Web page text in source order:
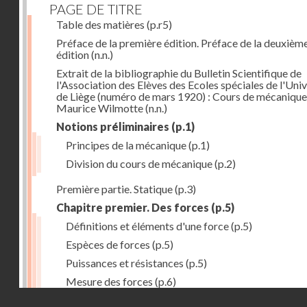
PAGE DE TITRE
Table des matières (p.r5)
Préface de la première édition. Préface de la
édition(n.n.)
Extrait de la bibliographie du Bulletin Scientifique de
l'Association des Elèves des Ecoles spéciales de
de Liège (numéro de mars 1920) : Cours de
Maurice Wilmotte(n.n.)
Notions préliminaires (p.1)
Principes de la mécanique(p.1)
Division du cours de mécanique(p.2)
Première partie. Statique(p.3)
Chapitre premier. Des forces (p.5)
Définitions et éléments d'une force(p.5)
Espèces de forces (p.5)
Puissances et résistances (p.5)
Mesure des forces (p.6)